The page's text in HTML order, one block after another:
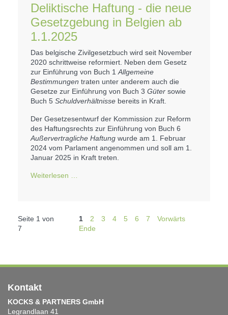
Deliktische Haftung - die neue
Gesetzgebung in Belgien ab
1.1.2025
Das belgische Zivilgesetzbuch wird seit November
2020 schrittweise reformiert. Neben dem Gesetz
zur Einführung von Buch 1 Allgemeine
Bestimmungen traten unter anderem auch die
Gesetze zur Einführung von Buch 3 Güter sowie
Buch 5 Schuldverhältnisse bereits in Kraft.
Der Gesetzesentwurf der Kommission zur Reform
des Haftungsrechts zur Einführung von Buch 6
Außervertragliche Haftung wurde am 1. Februar
2024 vom Parlament angenommen und soll am 1.
Januar 2025 in Kraft treten.
Weiterlesen …
Seite 1 von
7
1 2 3 4 5 6 7
Vorwärts
Ende
Kontakt
KOCKS & PARTNERS GmbH
Legrandlaan 41